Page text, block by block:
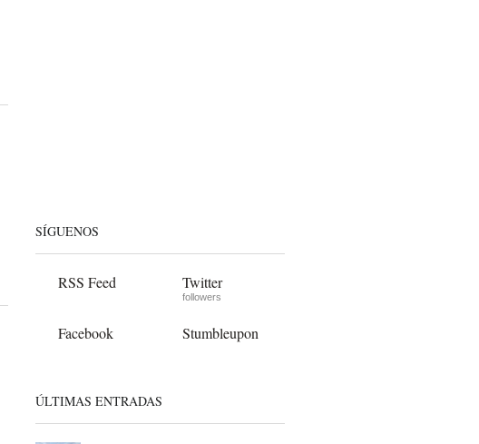
SÍGUENOS
RSS Feed Twitter
followers
Facebook Stumbleupon
ÚLTIMAS ENTRADAS